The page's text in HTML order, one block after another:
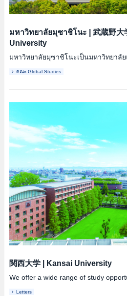
มหาวิทยาลัยมุซาชิโนะ 武蔵野大
University
มหาวิทยาลัยมุซาชิโนะเป็นมหาวิทยาลั
คณะ Global Studies
関西大学| Kansai University
We offer a wide range of study
Letters